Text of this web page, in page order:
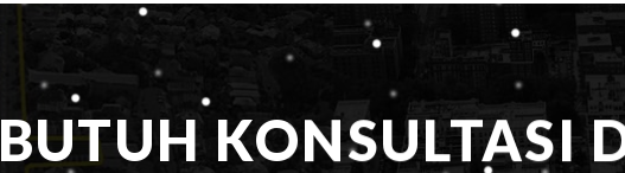
BUTUH KONSULTASI